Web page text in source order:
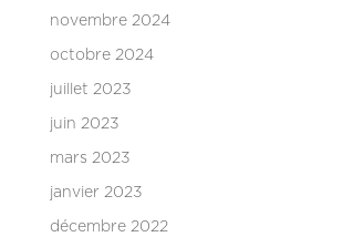
novembre 2024
octobre 2024
juillet 2023
juin 2023
mars 2023
janvier 2023
décembre 2022